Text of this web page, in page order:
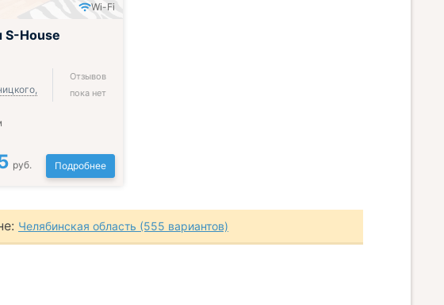
Wi-Fi
S-House
Отзывов
пока нет
руб. Подробнее
Челябинская область (555 вариантов)